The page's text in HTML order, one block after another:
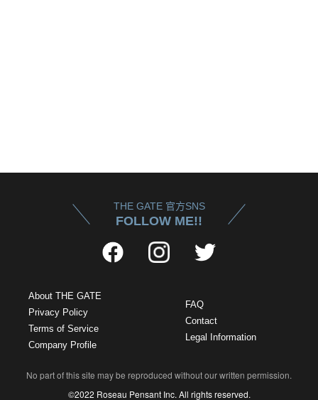
THE GATE 官方SNS
FOLLOW ME!!
About THE GATE
Privacy Policy
Terms of Service
Company Profile
FAQ
Contact
Legal Information
No part of this site may be reproduced without our written permission.
©2022 Roseau Pensant Inc. All rights reserved.